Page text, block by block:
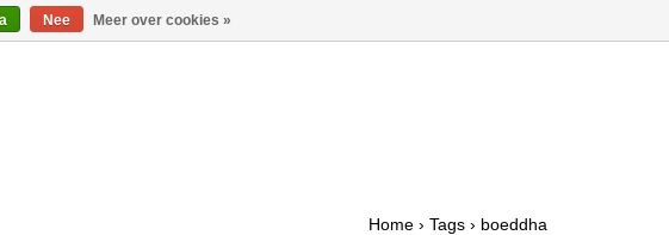
Home › Tags › boeddha
Nee Meer over cookies »